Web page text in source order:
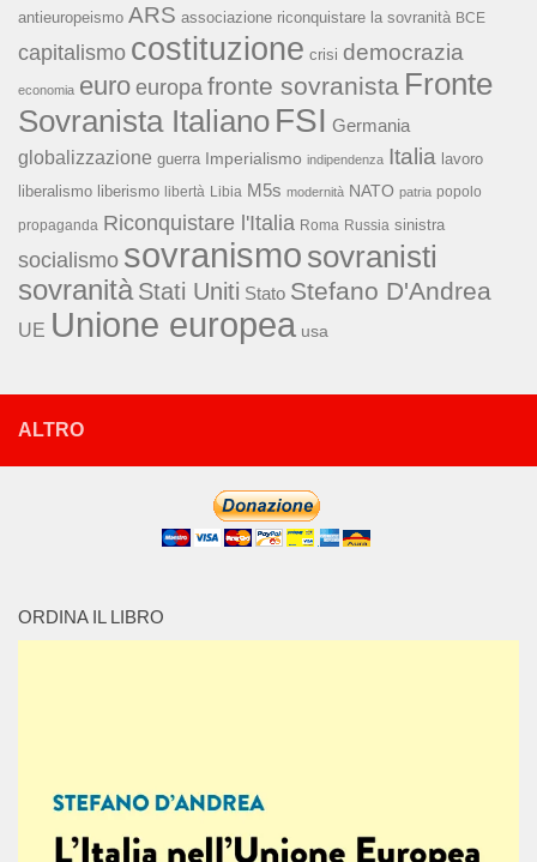
antieuropeismo ARS associazione riconquistare la sovranità BCE
capitalismo costituzione crisi democrazia
economia euro europa fronte sovranista Fronte
Sovranista Italiano FSI Germania
globalizzazione guerra Imperialismo indipendenza Italia lavoro
liberalismo liberismo libertà Libia M5s modernità NATO patria popolo
propaganda Riconquistare l'Italia Roma Russia sinistra
socialismo sovranismo sovranisti
sovranità Stati Uniti Stato Stefano D'Andrea
UE Unione europea usa
ALTRO
ORDINA IL LIBRO